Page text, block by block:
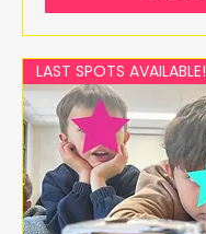
LAST SPOTS AVAILABLE!